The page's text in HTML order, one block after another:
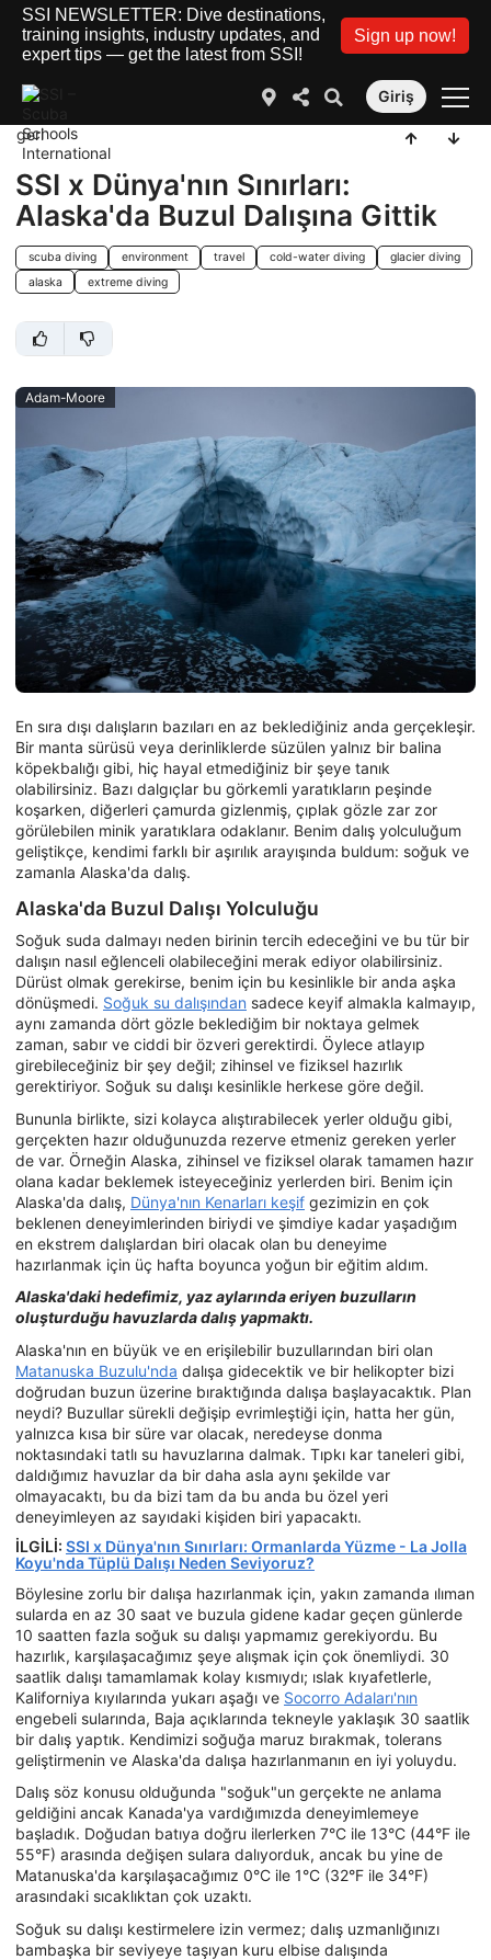
SSI NEWSLETTER: Dive destinations,
training insights, industry updates, and
expert tips — get the latest from SSI!
Sign up now!
Giriş
geri
SSI x Dünya'nın Sınırları:
Alaska'da Buzul Dalışına Gittik
scuba diving environment travel cold-water diving
glacier diving
alaska
extreme diving
Adam-Moore
En sıra dışı dalışların bazıları en az beklediğiniz anda gerçekleşir.
Bir manta sürüsü veya derinliklerde süzülen yalnız bir balina
köpekbalığı gibi, hiç hayal etmediğiniz bir şeye tanık
olabilirsiniz. Bazı dalgıçlar bu görkemli yaratıkların peşinde
koşarken, diğerleri çamurda gizlenmiş, çıplak gözle zar zor
görülebilen minik yaratıklara odaklanır. Benim dalış yolculuğum
geliştikçe, kendimi farklı bir aşırılık arayışında buldum: soğuk ve
zamanla Alaska'da dalış.
Alaska'da Buzul Dalışı Yolculuğu
Soğuk suda dalmayı neden birinin tercih edeceğini ve bu tür bir
dalışın nasıl eğlenceli olabileceğini merak ediyor olabilirsiniz.
Dürüst olmak gerekirse, benim için bu kesinlikle bir anda aşka
dönüşmedi. Soğuk su dalışından sadece keyif almakla kalmayıp,
aynı zamanda dört gözle beklediğim bir noktaya gelmek
zaman, sabır ve ciddi bir özveri gerektirdi. Öylece atlayıp
girebileceğiniz bir şey değil; zihinsel ve fiziksel hazırlık
gerektiriyor. Soğuk su dalışı kesinlikle herkese göre değil.
Bununla birlikte, sizi kolayca alıştırabilecek yerler olduğu gibi,
gerçekten hazır olduğunuzda rezerve etmeniz gereken yerler
de var. Örneğin Alaska, zihinsel ve fiziksel olarak tamamen hazır
olana kadar beklemek isteyeceğiniz yerlerden biri. Benim için
Alaska'da dalış, Dünya'nın Kenarları keşif gezimizin en çok
beklenen deneyimlerinden biriydi ve şimdiye kadar yaşadığım
en ekstrem dalışlardan biri olacak olan bu deneyime
hazırlanmak için üç hafta boyunca yoğun bir eğitim aldım.
Alaska'daki hedefimiz, yaz aylarında eriyen buzulların
oluşturduğu havuzlarda dalış yapmaktı.
Alaska'nın en büyük ve en erişilebilir buzullarından biri olan
Matanuska Buzulu'nda dalışa gidecektik ve bir helikopter bizi
doğrudan buzun üzerine bıraktığında dalışa başlayacaktık. Plan
neydi? Buzullar sürekli değişip evrimleştiği için, hatta her gün,
yalnızca kısa bir süre var olacak, neredeyse donma
noktasındaki tatlı su havuzlarına dalmak. Tıpkı kar taneleri gibi,
daldığımız havuzlar da bir daha asla aynı şekilde var
olmayacaktı, bu da bizi tam da bu anda bu özel yeri
deneyimleyen az sayıdaki kişiden biri yapacaktı.
İLGİLİ: SSI x Dünya'nın Sınırları: Ormanlarda Yüzme - La Jolla
Koyu'nda Tüplü Dalışı Neden Seviyoruz?
Böylesine zorlu bir dalışa hazırlanmak için, yakın zamanda ılıman
sularda en az 30 saat ve buzula gidene kadar geçen günlerde
10 saatten fazla soğuk su dalışı yapmamız gerekiyordu. Bu
hazırlık, karşılaşacağımız şeye alışmak için çok önemliydi. 30
saatlik dalışı tamamlamak kolay kısmıydı; ıslak kıyafetlerle,
Kaliforniya kıyılarında yukarı aşağı ve Socorro Adaları'nın
engebeli sularında, Baja açıklarında tekneyle yaklaşık 30 saatlik
bir dalış yaptık. Kendimizi soğuğa maruz bırakmak, tolerans
geliştirmenin ve Alaska'da dalışa hazırlanmanın en iyi yoluydu.
Dalış söz konusu olduğunda "soğuk"un gerçekte ne anlama
geldiğini ancak Kanada'ya vardığımızda deneyimlemeye
başladık. Doğudan batıya doğru ilerlerken 7°C ile 13°C (44°F ile
55°F) arasında değişen sulara dalıyorduk, ancak bu yine de
Matanuska'da karşılaşacağımız 0°C ile 1°C (32°F ile 34°F)
arasındaki sıcaklıktan çok uzaktı.
Soğuk su dalışı kestirmelere izin vermez; dalış uzmanlığınızı
bambaşka bir seviyeye taşıyan kuru elbise dalışında